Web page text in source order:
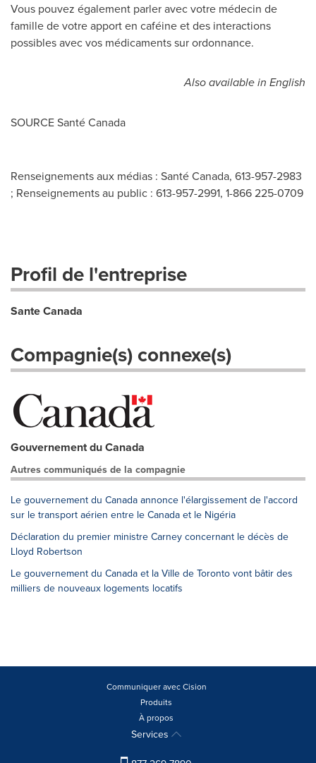
Vous pouvez également parler avec votre médecin de
famille de votre apport en caféine et des interactions
possibles avec vos médicaments sur ordonnance.
Also available in English
SOURCE SantéCanada
Renseignements aux médias : Santé Canada, 613-957-2983
; Renseignements au public : 613-957-2991, 1-866 225-0709
Profil de l'entreprise
Sante Canada
Compagnie(s) connexe(s)
Gouvernement du Canada
Autres communiqués de la compagnie
Le gouvernement du Canada annonce l'élargissement de l'accord
sur le transport aérien entre le Canada et le Nigéria
Déclaration du premier ministre Carney concernant le décès de
Lloyd Robertson
Le gouvernement du Canada et la Ville de Toronto vont bâtir des
milliers de nouveaux logements locatifs
Communiquer avec Cision
Produits
À propos
Services